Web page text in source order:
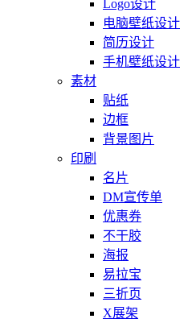
Logo设计
电脑壁纸设计
简历设计
手机壁纸设计
素材
贴纸
边框
背景图片
印刷
名片
DM宣传单
优惠券
不干胶
海报
易拉宝
三折页
X展架